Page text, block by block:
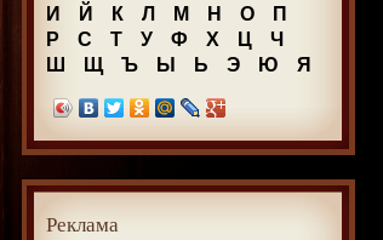
И
Й К Л М Н О
П
Р
С Т У Ф Х Ц
Ч
Ш
Щ Ъ Ы Ь Э Ю Я
Реклама